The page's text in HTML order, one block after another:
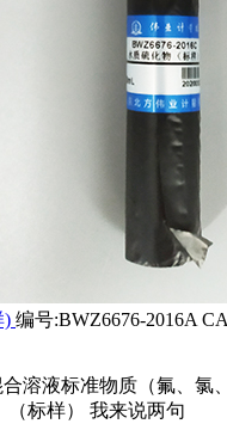
) 编号:BWZ6676-2016A
溶液标准物质（氟、氯
标样） 我来说两句